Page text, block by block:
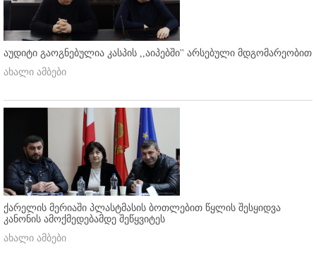
აუდიტი გაოგნებულია კასპის ,,აიპებში'' არსებული მდგომარეობით
ახალი ამბები
ქარელის მერიაში პლასტმასის ბოთლებით წყლის შესყიდვა
კანონის ამოქმედებამდე შეწყვიტეს
ახალი ამბები